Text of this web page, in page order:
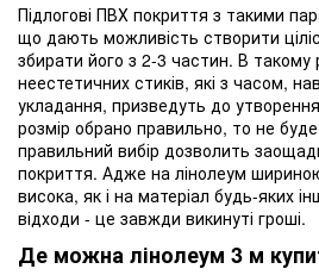
Підлогові ПВХ покриття з такими
що дають можливість створити
збирати його з 2-3 частин. В такому
неестетичних стиків, які з часом,
укладання, призведуть до
розмір обрано правильно, то не буде
правильний вибір дозволить
покриття. Адже на лінолеум
висока, як і на матеріал будь-яких
відходи - це завжди викинуті гроші.
Де можна лінолеум 3 м